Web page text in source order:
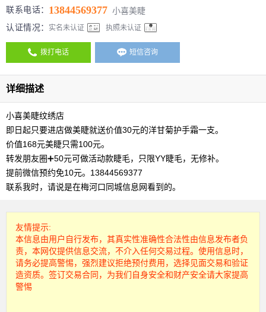
联系电话： 13844569377 小喜美睫
认证情况：
实名未认证 执照未认证
拨打电话 短信咨询
详细描述
小喜美睫纹绣店
即日起只要进店做美睫就送价值30元的洋甘菊护手霜一支。
价值168元美睫只需100元。
转发朋友圈➕50元可做活动款睫毛，只限YY睫毛，无修补。
提前微信预约免10元。️13844569377
联系我时，请说是在梅河口同城信息网看到的。
友情提示:
本信息由用户自行发布，其真实性准确性合法性由信息发布者负
责，本网仅提供信息交流，不介入任何交易过程。使用信息时，
请务必提高警惕，强烈建议拒绝预付费用，选择见面交易和验证
造资质。签订交易合同，为我们自身安全和财产安全请大家提高
警惕